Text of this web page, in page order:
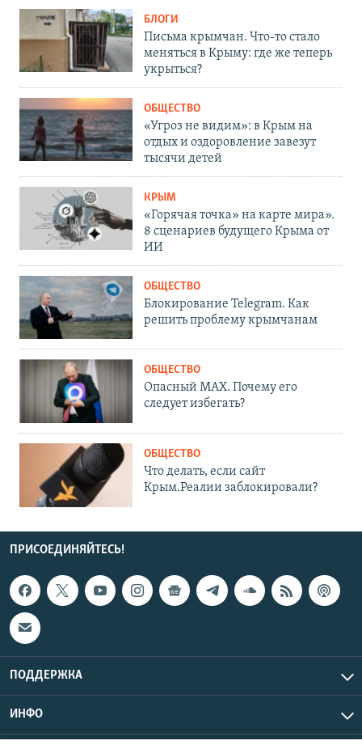
БЛОГИ
Письма крымчан. Что-то стало
меняться в Крыму: где же теперь
укрыться?
ОБЩЕСТВО
«Угроз не видим»: в Крым на
отдых и оздоровление завезут
тысячи детей
КРЫМ
«Горячая точка» на карте мира».
8 сценариев будущего Крыма от
ИИ
ОБЩЕСТВО
Блокирование Telegram. Как
решить проблему крымчанам
ОБЩЕСТВО
Опасный MAX. Почему его
следует избегать?
ОБЩЕСТВО
Что делать, если сайт
Крым.Реалии заблокировали?
ПРИСОЕДИНЯЙТЕСЬ!
ПОДДЕРЖКА
ИНФО